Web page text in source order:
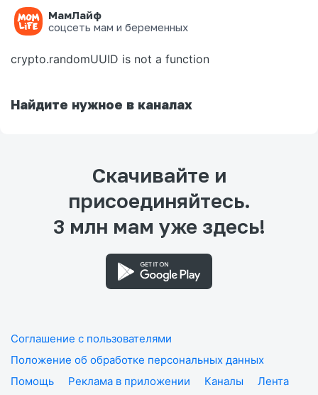
МамЛайф
соцсеть мам и беременных
Ошибка на странице
crypto.randomUUID is not a function
Найдите нужное в каналах
Скачивайте и
присоединяйтесь.
3 млн мам уже здесь!
Соглашение с пользователями
Положение об обработке персональных данных
Помощь
Реклама в приложении Каналы
Лента